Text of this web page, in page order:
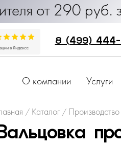
290 руб. за
8 (499)
О компании Услуги
/ Каталог /